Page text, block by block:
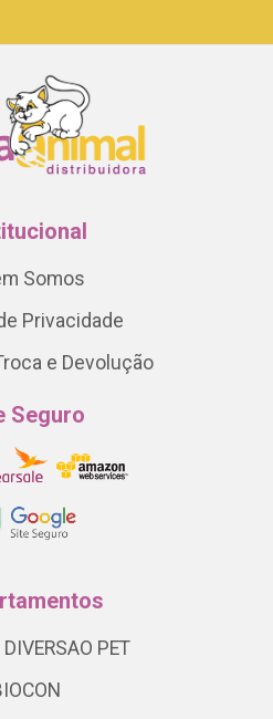
Somos
Privacidade
e Devolução
Seguro
PET